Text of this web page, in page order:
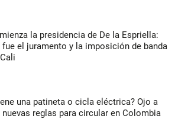
la presidencia de De la Espriella:
fue el juramento y la imposición de banda
una patineta o cicla eléctrica? Ojo a
nuevas reglas para circular en Colombia